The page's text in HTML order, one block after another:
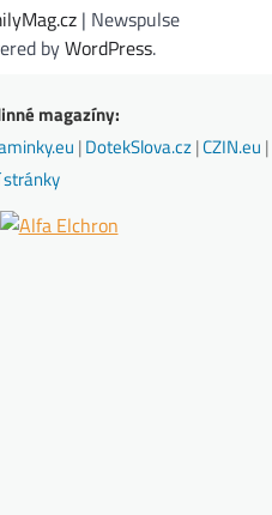
| Newspulse
byWordPress.
magazíny:
|DotekSlova.cz|CZIN.eu |